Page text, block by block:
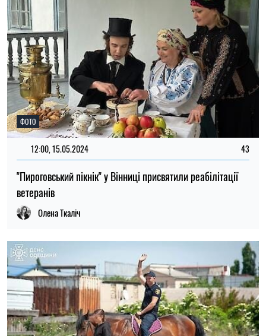
ФОТО
12:00, 15.05.2024 43
"Пироговський пікнік" у Вінниці присвятили реабілітації
ветеранів
Олена Ткаліч